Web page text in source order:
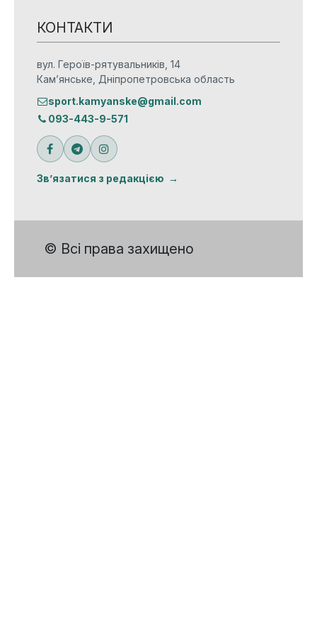
КОНТАКТИ
вул. Героїв-рятувальників, 14
Кам’янське, Дніпропетровська область
sport.kamyanske@gmail.com
093-443-9-571
Зв’язатися з редакцією
© Всі права захищено